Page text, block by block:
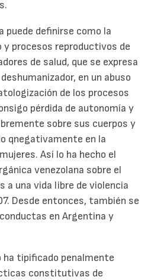
puede definirse como la
y procesos reproductivos de
de salud, que se expresa
en un abuso
de los procesos
pérdida de autonomía y
sobre sus cuerpos y
qnegativamente en la
Así lo ha hecho el
venezolana sobre el
a una vida libre de violencia
Desde entonces, también se
en Argentina y
ha tipificado penalmente
constitutivas de